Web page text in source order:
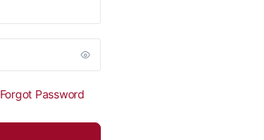
Forgot Password